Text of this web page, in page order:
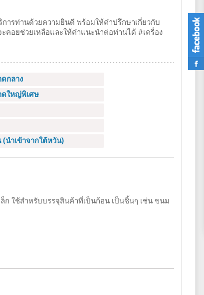
ารท่านด้วยความยินดี พร้อมให้คำปรึกษาเกี่ยวกับ
คอยช่วยเหลือและให้คำแนะนำต่อท่านได้ #เครื่อง
กลาง
ใหญ่พิเศษ
(นำเข้าจากใต้หวัน)
ก ใช้สำหรับบรรจุสินค้าที่เป็นก้อน เป็นชิ้นๆ เช่น ขนม